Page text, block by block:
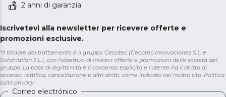
2 anni di garanzia
Iscrivetevi alla newsletter per ricevere offerte e
promozioni esclusive.
*Il titolare del trattamento è il gruppo Cecotec (Cecotec Innovaciones S.L. e
Solotriatlon S.L.), con l'obiettivo di inviarvi offerte e promozioni delle società del
gruppo. La base di legittimità è il consenso esplicito e l'utente ha il diritto di
accesso, rettifica, cancellazione e altri diritti, come indicato nel nostro sito. Politica
sulla privacy
Correo electrónico